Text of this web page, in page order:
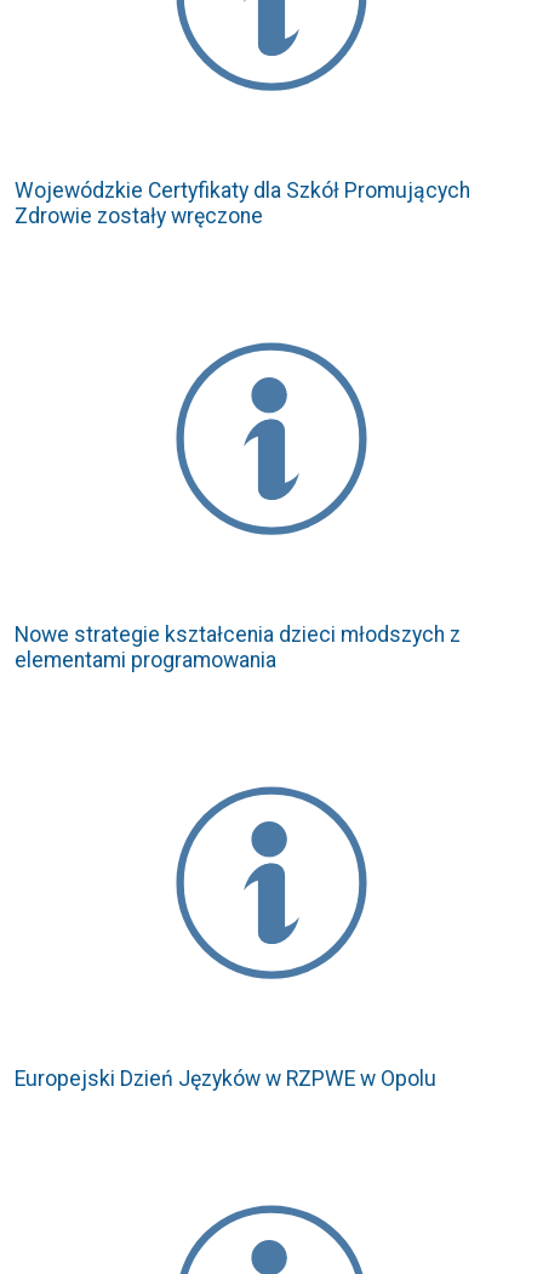
Wojewódzkie Certyfikaty dla Szkół Promujących
Zdrowie zostały wręczone
Nowe strategie kształcenia dzieci młodszych z
elementami programowania
Europejski Dzień Języków w RZPWE w Opolu